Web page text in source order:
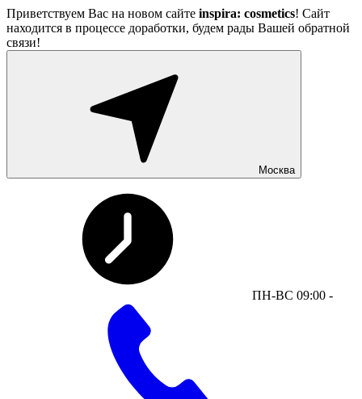
Приветствуем Вас на новом сайте inspira: cosmetics! Сайт
находится в процессе доработки, будем рады Вашей обратной
связи!
Москва
ПН-ВС 09:00 -